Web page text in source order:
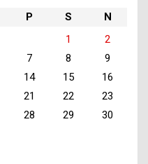
P S
N
1
2
7 8
9
14 15
16
21 22
23
28 29
30